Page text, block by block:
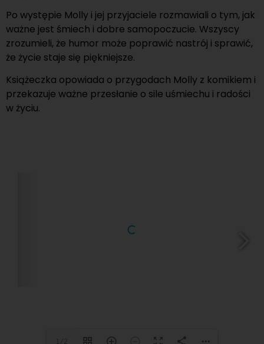
Po występie Molly i jej przyjaciele rozmawiali o tym, jak
ważne jest śmiech i dobre samopoczucie. Wszyscy
zrozumieli, że humor może poprawić nastrój i sprawić,
że życie staje się piękniejsze.
Książeczka opowiada o przygodach Molly z komikiem i
przekazuje ważne przesłanie o sile uśmiechu i radości
w życiu.